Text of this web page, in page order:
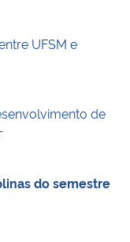
UFSM e
de
do semestre